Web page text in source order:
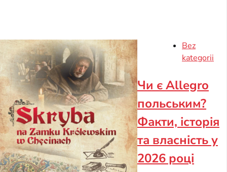
Bez
kategorii
Чи є Allegro
польським?
Факти, історія
та власність у
2026 році